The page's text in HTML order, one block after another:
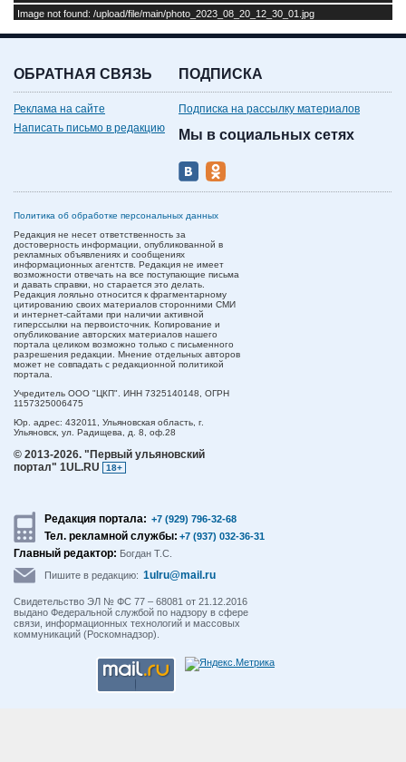
Image not found: /upload/file/main/photo_2023_08_20_12_30_01.jpg
ОБРАТНАЯ СВЯЗЬ
Реклама на сайте
Написать письмо в редакцию
ПОДПИСКА
Подписка на рассылку материалов
Мы в социальных сетях
Политика об обработке персональных данных
Редакция не несет ответственность за
достоверность информации, опубликованной в
рекламных объявлениях и сообщениях
информационных агентств. Редакция не имеет
возможности отвечать на все поступающие письма
и давать справки, но старается это делать.
Редакция лояльно относится к фрагментарному
цитированию своих материалов сторонними СМИ
и интернет-сайтами при наличии активной
гиперссылки на первоисточник. Копирование и
опубликование авторских материалов нашего
портала целиком возможно только с письменного
разрешения редакции. Мнение отдельных авторов
может не совпадать с редакционной политикой
портала.
Учредитель ООО "ЦКП". ИНН 7325140148, ОГРН
1157325006475
Юр. адрес: 432011, Ульяновская область, г.
Ульяновск, ул. Радищева, д. 8, оф.28
© 2013-2026. "Первый ульяновский
портал" 1UL.RU
18+
Редакция портала: +7 (929) 796-32-68
Тел. рекламной службы: +7 (937) 032-36-31
Главный редактор: Богдан Т.С.
Пишите в редакцию: 1ulru@mail.ru
Свидетельство ЭЛ № ФС 77 – 68081 от 21.12.2016
выдано Федеральной службой по надзору в сфере
связи, информационных технологий и массовых
коммуникаций (Роскомнадзор).